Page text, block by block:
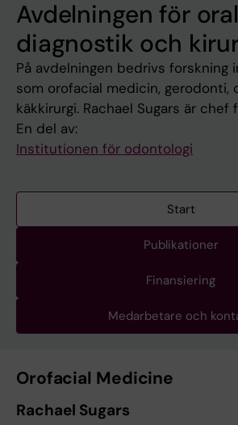
Avdelningen för oral
diagnostik och
På avdelningen bedrivs forskning
som orofacial medicin, gerodonti,
käkkirurgi. Rachael Sugars är chef
En del av:
Institutionen för odontologi
Start
Publikationer
Finansiering
Medarbetare och
Orofacial Medicine
Rachael Sugars